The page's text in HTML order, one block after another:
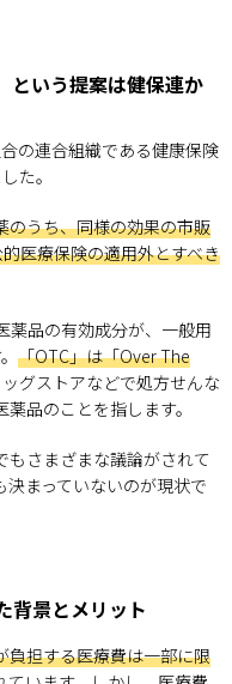
という提案は健保連か
の連合組織である健康保険
た。
のうち、同様の効果の市販
医療保険の適用外とすべき
薬品の有効成分が、一般用
「OTC」は「Over The
グストアなどで処方せんな
品のことを指します。
もさまざまな議論がされて
まっていないのが現状で
背景とメリット
負担する医療費は一部に限